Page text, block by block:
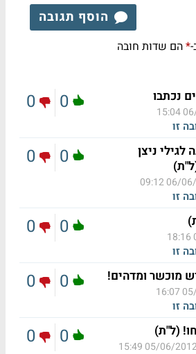
הוסף תגובה
*הם שדות חובה
נכתבו
06/
זו
0
0
ניצן
06/06/
זו
0
0
זו
0
0
מוכשר ומדהים!
05/
זו
0
0
(ל"ת)
05/06/2012
0
0